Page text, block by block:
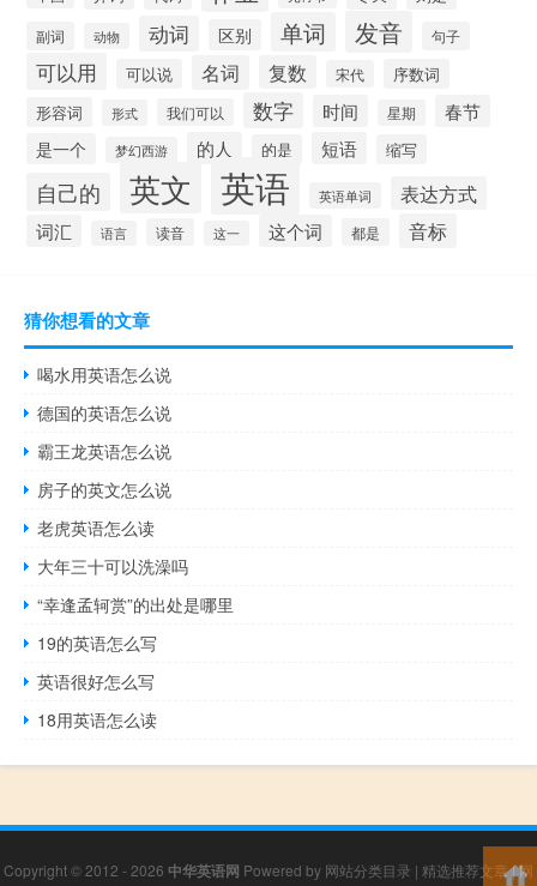
副词
动物 动词 区别 单词 发音 句子
可以用 可以说 名词 复数 宋代
序数词
形容词
形式 我们可以 数字 时间 星期 春节
是一个 梦幻西游 的人 的是 短语 缩写
自己的 英文 英语 英语单词 表达方式
词汇 语言 读音 这一 这个词 都是 音标
猜你想看的文章
喝水用英语怎么说
德国的英语怎么说
霸王龙英语怎么说
房子的英文怎么说
老虎英语怎么读
大年三十可以洗澡吗
“幸逢孟轲赏”的出处是哪里
19的英语怎么写
英语很好怎么写
18用英语怎么读
Copyright © 2012 - 2026 中华英语网 Powered by 网站分类目录 | 精选推荐文章|网